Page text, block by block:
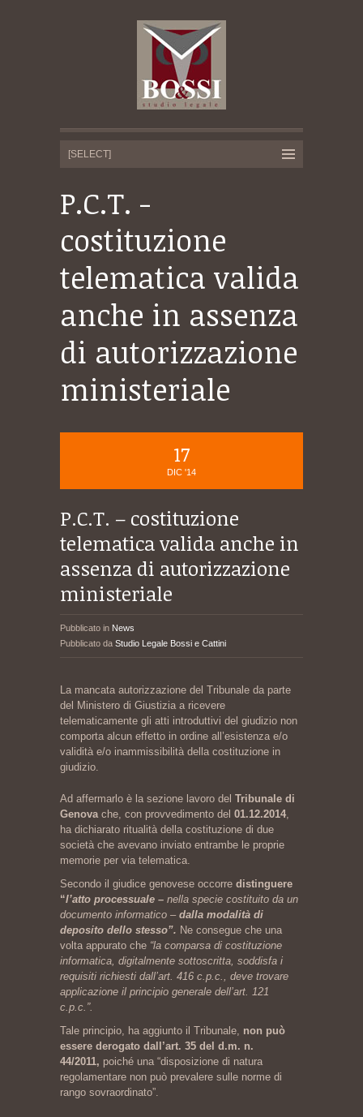
P.C.T. -
costituzione
telematica valida
anche in assenza
di autorizzazione
ministeriale
17
DIC '14
P.C.T. – costituzione
telematica valida anche in
assenza di autorizzazione
ministeriale
Pubblicato in News
Pubblicato da Studio Legale Bossi e Cattini
La mancata autorizzazione del Tribunale da parte
del Ministero di Giustizia a ricevere
telematicamente gli atti introduttivi del giudizio non
comporta alcun effetto in ordine all’esistenza e/o
validità e/o inammissibilità della costituzione in
giudizio.
Ad affermarlo è la sezione lavoro del Tribunale di
Genova che, con provvedimento del 01.12.2014,
ha dichiarato ritualità della costituzione di due
società che avevano inviato entrambe le proprie
memorie per via telematica.
Secondo il giudice genovese occorre distinguere
“l’atto processuale – nella specie costituito da un
documento informatico – dalla modalità di
deposito dello stesso”. Ne consegue che una
volta appurato che “la comparsa di costituzione
informatica, digitalmente sottoscritta, soddisfa i
requisiti richiesti dall’art. 416 c.p.c., deve trovare
applicazione il principio generale dell’art. 121
c.p.c.”.
Tale principio, ha aggiunto il Tribunale, non può
essere derogato dall’art. 35 del d.m. n.
44/2011, poiché una “disposizione di natura
regolamentare non può prevalere sulle norme di
rango sovraordinato”.